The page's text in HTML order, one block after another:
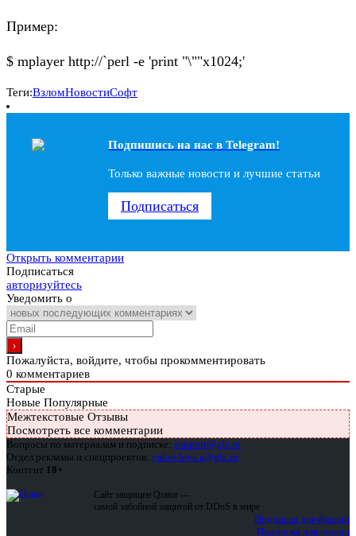
Пример:
$ mplayer http://`perl -e 'print "\""x1024;'
Теги:ВзломНовостиСофт
Подпишись на наc в Telegram!
Только важные новости и лучшие статьи
Подписаться
Открыть комментарии
Подписаться
авторизуйтесь
Уведомить о
Пожалуйста, войдите, чтобы прокомментировать
0 комментариев
Старые
Новые Популярные
Межтекстовые Отзывы
Посмотреть все комментарии
Вопросы по материалам и подписке: support@glc.ru
Отдел рекламы и спецпроектов: yakovleva.a@glc.ru
Контент 18+
Сайт защищен Qrator —
самой забойной защитой от DDoS в мире
Подписка для физлиц
Подписка для юрлиц